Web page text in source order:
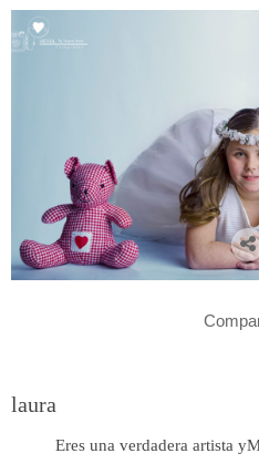
laura
Eres una verdadera artista